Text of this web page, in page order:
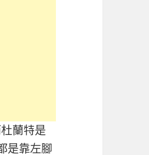
蘭特是
是靠左腳